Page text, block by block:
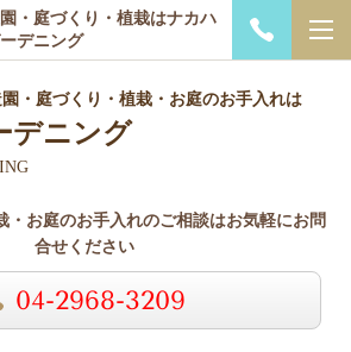
・庭づくり・植栽はナカハ
デニング
・庭づくり・植栽・お庭のお手入れは
デニング
・お庭のお手入れのご相談はお気軽にお問
合せください
04-2968-3209